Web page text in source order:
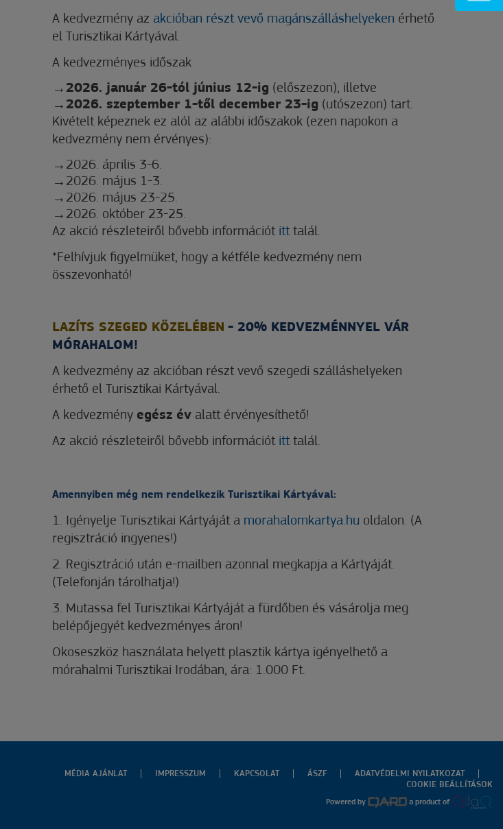
A kedvezmény az akcióban részt vevő magánszálláshelyeken érhető
el Turisztikai Kártyával.
A kedvezményes időszak
2026. január 26-tól június 12-ig (előszezon), illetve
2026. szeptember 1-től december 23-ig (utószezon) tart.
Kivételt képeznek ez alól az alábbi időszakok (ezen napokon a
kedvezmény nem érvényes):
2026. április 3-6.
2026. május 1-3.
2026. május 23-25.
2026. október 23-25.
Az akció részleteiről bővebb információt itttalál.
*Felhívjuk figyelmüket, hogy a kétféle kedvezmény nem
összevonható!
LAZÍTS SZEGED KÖZELÉBEN - 20% KEDVEZMÉNNYEL VÁR
MÓRAHALOM!
A kedvezmény az akcióban részt vevő szegedi szálláshelyeken
érhető el Turisztikai Kártyával.
A kedvezmény egész év alatt érvényesíthető!
Az akció részleteiről bővebb információt itttalál.
Amennyiben még nem rendelkezik Turisztikai Kártyával:
1. Igényelje Turisztikai Kártyáját a morahalomkartya.hu oldalon. (A
regisztráció ingyenes!)
2. Regisztráció után e-mailben azonnal megkapja a Kártyáját.
(Telefonján tárolhatja!)
3. Mutassa fel Turisztikai Kártyáját a fürdőben és vásárolja meg
belépőjegyét kedvezményes áron!
Okoseszköz használata helyett plasztik kártya igényelhető a
mórahalmi Turisztikai Irodában, ára: 1.000 Ft.
MÉDIA AJÁNLAT IMPRESSZUM KAPCSOLAT ÁSZF
ADATVÉDELMI NYILATKOZAT
COOKIE BEÁLLÍTÁSOK
Powered by a product of